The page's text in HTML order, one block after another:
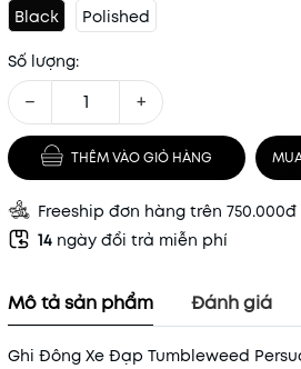
Black
Polished
Số lượng:
− +
THÊM VÀO GIỎ HÀNG
Freeship đơn hàng trên 750.000đ
14 ngày đổi trả miễn phí
Mô tả sản phẩm Đánh giá
Ghi Đông Xe Đạp Tumbleweed